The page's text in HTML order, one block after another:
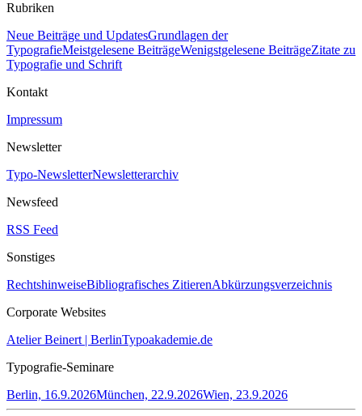
Rubriken
Neue Beiträge und UpdatesGrundlagen der
TypografieMeistgelesene BeiträgeWenigstgelesene BeiträgeZitate zu
Typografie und Schrift
Kontakt
Impressum
Newsletter
Typo-NewsletterNewsletterarchiv
Newsfeed
RSS Feed
Sonstiges
RechtshinweiseBibliografisches ZitierenAbkürzungsverzeichnis
Corporate Websites
Atelier Beinert | BerlinTypoakademie.de
Typografie-Seminare
Berlin, 16.9.2026München, 22.9.2026Wien, 23.9.2026